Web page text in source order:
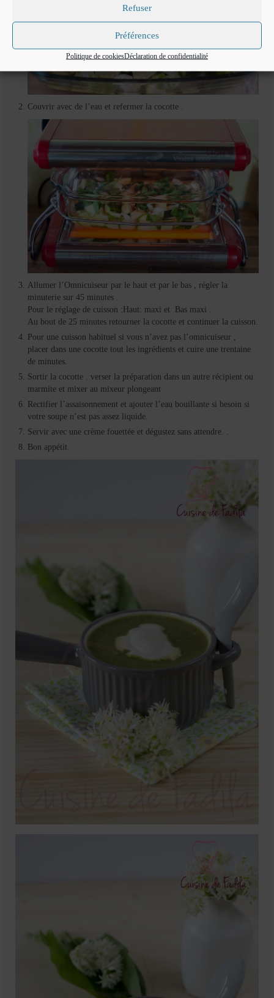
Refuser
Préférences
Politique de cookiesDéclaration de confidentialité
Couvrir avec de l’eau et refermer la cocotte .
Allumer l’Omnicuiseur par le haut et par le bas , régler la
minuterie sur 45 minutes .
Pour le réglage de cuisson :Haut: maxi et Bas maxi .
Au bout de 25 minutes retourner la cocotte et continuer la cuisson.
Pour une cuisson habituel si vous n’avez pas l’omnicuiseur ,
placer dans une cocotte tout les ingrédients et cuire une trentaine
de minutes.
Sortir la cocotte . verser la préparation dans un autre récipient ou
marmite et mixer au mixeur plongeant
Rectifier l’assaisonnement et ajouter l’eau bouillante si besoin si
votre soupe n’est pas assez liquide.
Servir avec une crème fouettée et dégustez sans attendre. .
Bon appétit.